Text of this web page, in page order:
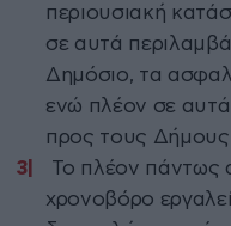
περιουσιακή
σε αυτά
Δημόσιο, τα
ενώ πλέον σε
προς τους
Το πλέον πάντως
χρονοβόρο